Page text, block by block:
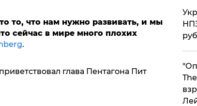
то, что нам нужно развивать, и мы
сейчас в мире много плохих
.
глава Пентагона Пит